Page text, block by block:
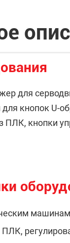
для
кнопок U-
ПЛК, кнопки
машинам